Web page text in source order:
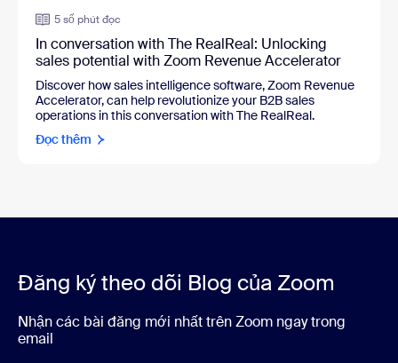
5 số phút đọc
In conversation with The RealReal: Unlocking
sales potential with Zoom Revenue Accelerator
Discover how sales intelligence software, Zoom Revenue
Accelerator, can help revolutionize your B2B sales
operations in this conversation with The RealReal.
Đọc thêm
Đăng ký theo dõi Blog của Zoom
Nhận các bài đăng mới nhất trên Zoom ngay trong
email